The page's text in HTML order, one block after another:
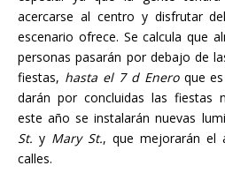
acercarse al centro y disfrutar
escenario ofrece. Se calcula que
personas pasarán por debajo de
fiestas, hasta el 7 d Eneroque es
darán por concluidas las fiestas
este año se instalarán nuevas
St. y Mary St., que mejorarán el
calles.